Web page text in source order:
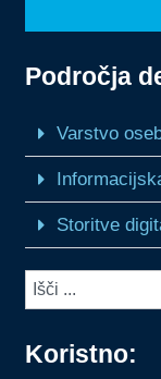
Koristno:
Področja
Varstvo
Storitve